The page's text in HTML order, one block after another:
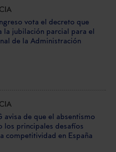
vota el decreto que
la jubilación parcial para el
de la Administración
avisa de que el absentismo
los principales desafíos
competitividad en España